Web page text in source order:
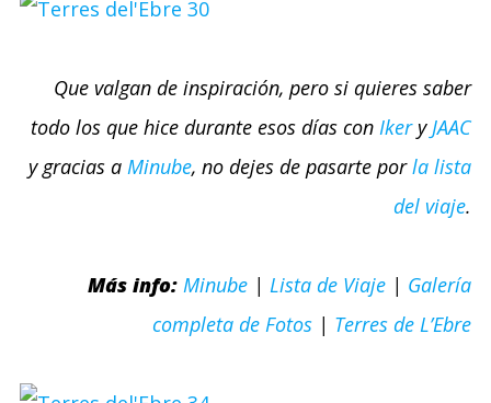
Que valgan de inspiración, pero si quieres saber
todo los que hice durante esos días con IkeryJAAC
y gracias a Minube, no dejes de pasarte porla lista
del viaje.
Más info: Minube | Lista de Viaje | Galería
completa de Fotos | Terres de L’Ebre